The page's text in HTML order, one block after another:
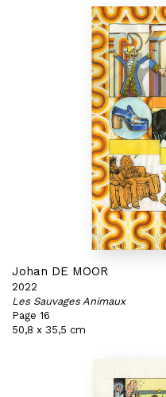
Johan DE MOOR
2022
Les Sauvages Animaux
Page 16
50,8 x 35,5 cm